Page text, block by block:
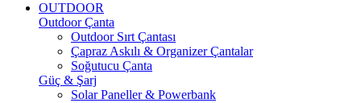
OUTDOOR
Outdoor Çanta
Outdoor Sırt Çantası
Çapraz Askılı & Organizer Çantalar
Soğutucu Çanta
Güç & Şarj
Solar Paneller & Powerbank